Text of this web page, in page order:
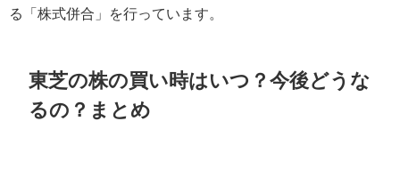
る「株式併合」を行っています。
東芝の株の買い時はいつ？今後どうな
るの？まとめ